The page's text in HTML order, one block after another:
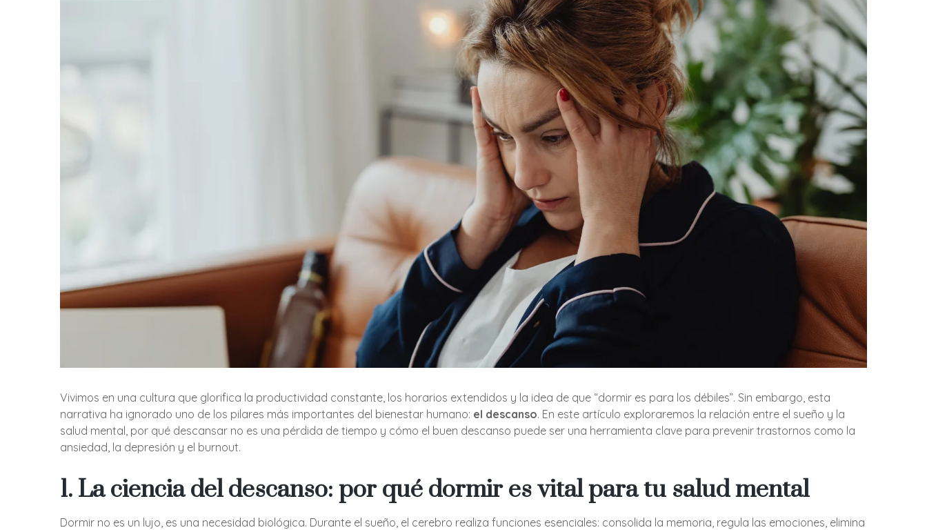
Vivimos en una cultura que glorifica la productividad constante, los horarios extendidos y la idea de que “dormir es para los débiles”. Sin embargo, esta
narrativa ha ignorado uno de los pilares más importantes del bienestar humano: el descanso. En este artículo exploraremos la relación entre el sueño y la
salud mental, por qué descansar no es una pérdida de tiempo y cómo el buen descanso puede ser una herramienta clave para prevenir trastornos como la
ansiedad, la depresión y el burnout.
1. La ciencia del descanso: por qué dormir es vital para tu salud mental
Dormir no es un lujo, es una necesidad biológica. Durante el sueño, el cerebro realiza funciones esenciales: consolida la memoria, regula las emociones, elimina